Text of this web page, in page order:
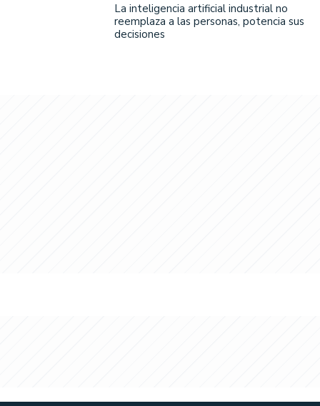
La inteligencia artificial industrial no
reemplaza a las personas, potencia sus
decisiones